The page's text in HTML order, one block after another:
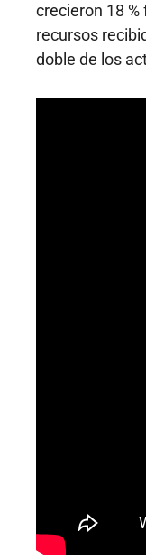
crecieron 18
recursos
doble de los